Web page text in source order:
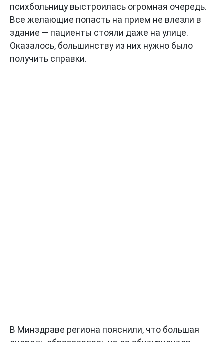
психбольницу выстроилась огромная очередь.
Все желающие попасть на прием не влезли в
здание — пациенты стояли даже на улице.
Оказалось, большинству из них нужно было
получить справки.
В Минздраве региона пояснили, что большая